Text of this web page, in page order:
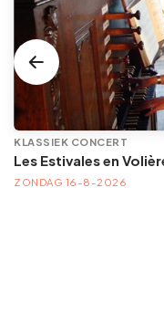
KLASSIEK CONCERT
ZONDAG 16-8-2026